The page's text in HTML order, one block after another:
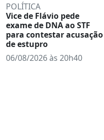
POLÍTICA
Vice de Flávio pede
exame de DNA ao STF
para contestar acusação
de estupro
06/08/2026 às 20h40